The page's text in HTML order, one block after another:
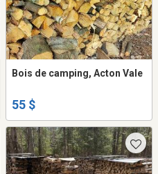
Bois de camping, Acton Vale
55 $